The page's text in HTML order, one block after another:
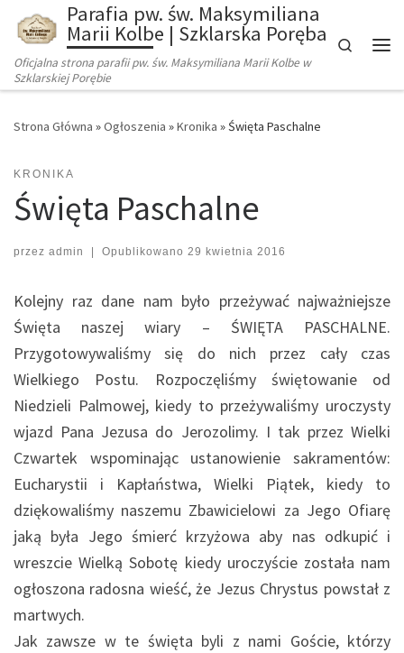
Parafia pw. św. Maksymiliana
Marii Kolbe | Szklarska Poręba
Oficjalna strona parafii pw. św. Maksymiliana Marii Kolbe w
Szklarskiej Porębie
Search
Strona Główna »Ogłoszenia »Kronika »Święta Paschalne
KRONIKA
Święta Paschalne
przez admin Opublikowano 29 kwietnia 2016
Kolejny raz dane nam było przeżywać najważniejsze
Święta naszej wiary – ŚWIĘTA PASCHALNE.
Przygotowywaliśmy się do nich przez cały czas
Wielkiego Postu. Rozpoczęliśmy świętowanie od
Niedzieli Palmowej, kiedy to przeżywaliśmy uroczysty
wjazd Pana Jezusa do Jerozolimy. I tak przez Wielki
Czwartek wspominając ustanowienie sakramentów:
Eucharystii i Kapłaństwa, Wielki Piątek, kiedy to
dziękowaliśmy naszemu Zbawicielowi za Jego Ofiarę
jaką była Jego śmierć krzyżowa aby nas odkupić i
wreszcie Wielką Sobotę kiedy uroczyście została nam
ogłoszona radosna wieść, że Jezus Chrystus powstał z
martwych.
Jak zawsze w te święta byli z nami Goście, którzy